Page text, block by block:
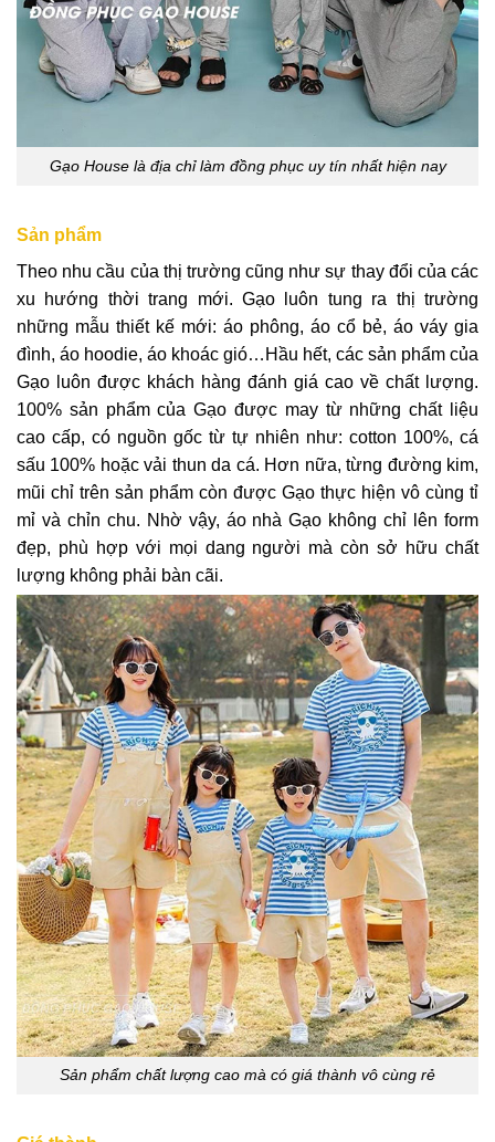
Gạo House là địa chỉ làm đồng phục uy tín nhất hiện nay
Sản phẩm
Theo nhu cầu của thị trường cũng như sự thay đổi của các
xu hướng thời trang mới. Gạo luôn tung ra thị trường
những mẫu thiết kế mới: áo phông, áo cổ bẻ, áo váy gia
đình, áo hoodie, áo khoác gió…Hầu hết, các sản phẩm của
Gạo luôn được khách hàng đánh giá cao về chất lượng.
100% sản phẩm của Gạo được may từ những chất liệu
cao cấp, có nguồn gốc từ tự nhiên như: cotton 100%, cá
sấu 100% hoặc vải thun da cá. Hơn nữa, từng đường kim,
mũi chỉ trên sản phẩm còn được Gạo thực hiện vô cùng tỉ
mỉ và chỉn chu. Nhờ vậy, áo nhà Gạo không chỉ lên form
đẹp, phù hợp với mọi dang người mà còn sở hữu chất
lượng không phải bàn cãi.
Sản phẩm chất lượng cao mà có giá thành vô cùng rẻ